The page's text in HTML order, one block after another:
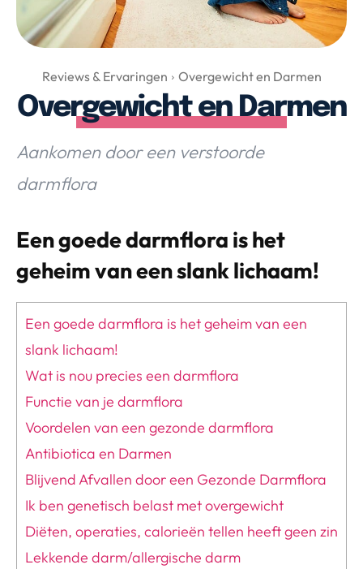
Nieuws & Media
Over Valerie
Over Valerie
De Top 5
Contact
Food & Drinks Health & Beauty Gadgets
Huis & Tuin
Travel
Lifestyle
Reviews & Ervaringen Overgewicht en Darmen
Overgewicht en Darmen
Aankomen door een verstoorde
darmflora
Een goede darmflora is het
geheim van een slank lichaam!
Een goede darmflora is het geheim van een
slank lichaam!
Wat is nou precies een darmflora
Functie van je darmflora
Voordelen van een gezonde darmflora
Antibiotica en Darmen
Blijvend Afvallen door een Gezonde Darmflora
Ik ben genetisch belast met overgewicht
Diëten, operaties, calorieën tellen heeft geen zin
Lekkende darm/allergische darm